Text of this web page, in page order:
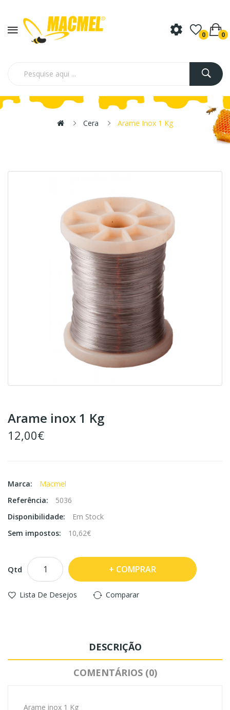
0 0
Cera Arame Inox 1 Kg
Arame inox 1 Kg
12,00€
Marca:
Macmel
Referência:
5036
Disponibilidade:
Em Stock
Sem impostos:
10,62€
Qtd COMPRAR
Lista De Desejos Comparar
DESCRIÇÃO
COMENTÁRIOS (0)
Arame inox 1 Kg